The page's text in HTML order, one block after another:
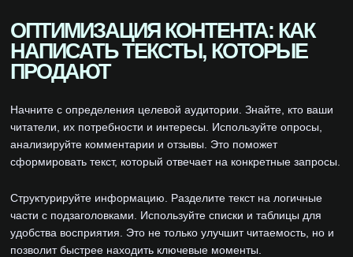
ОПТИМИЗАЦИЯ КОНТЕНТА: КАК
НАПИСАТЬ ТЕКСТЫ, КОТОРЫЕ
ПРОДАЮТ
Начните с определения целевой аудитории. Знайте, кто ваши
читатели, их потребности и интересы. Используйте опросы,
анализируйте комментарии и отзывы. Это поможет
сформировать текст, который отвечает на конкретные запросы.
Структурируйте информацию. Разделите текст на логичные
части с подзаголовками. Используйте списки и таблицы для
удобства восприятия. Это не только улучшит читаемость, но и
позволит быстрее находить ключевые моменты.